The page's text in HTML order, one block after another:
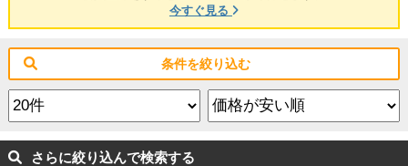
今すぐ見る
条件を絞り込む
さらに絞り込んで検索する